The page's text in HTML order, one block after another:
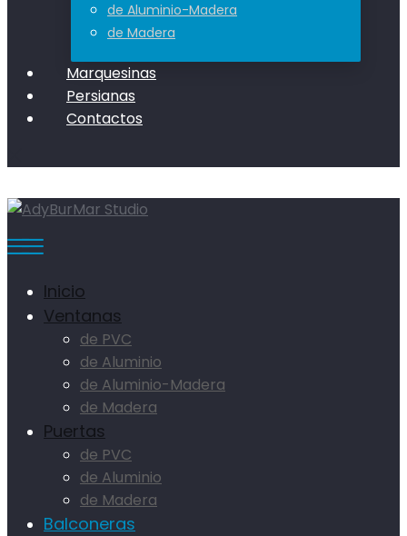
de Aluminio-Madera
de Madera
Marquesinas
Persianas
Contactos
Inicio
Ventanas
de PVC
de Aluminio
de Aluminio-Madera
de Madera
Puertas
de PVC
de Aluminio
de Madera
Balconeras